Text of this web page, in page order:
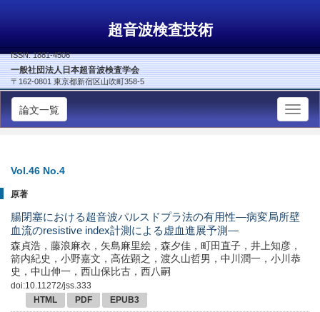
超音波検査技術
ISSN: 1881-4506
一般社団法人日本超音波検査学会
〒162-0801 東京都新宿区山吹町358-5
論文一覧
Vol.46 No.4
原著
腸閉塞における超音波パルスドプラ法の有用性―病変局所壁
血流のresistive index計測による虚血進展予測―
森貞浩，藤浪麻衣，矢島麻里絵，森夕佳，町田直子，井上知彦，
箭内紀史，小野嘉文，高佐顕之，渡久山哲男，中川潤一，小川恭
史，中山伸一，西山保比古，西八嗣
doi:10.11272/jss.333
HTML
PDF EPUB3